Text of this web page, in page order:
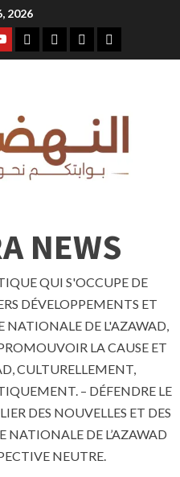
2026
NEWS
QUI S'OCCUPE DE
DÉVELOPPEMENTS ET
NATIONALE DE L'AZAWAD,
LA CAUSE ET
CULTURELLEMENT,
– DÉFENDRE LE
DES NOUVELLES ET DES
NATIONALE DE L’AZAWAD
NEUTRE.